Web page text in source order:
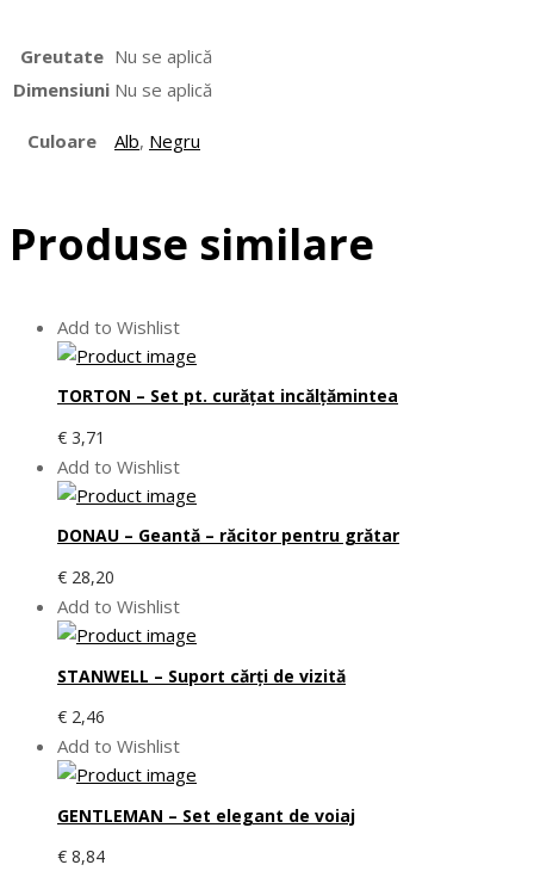
Greutate Nu se aplică
Dimensiuni Nu se aplică
Culoare Alb, Negru
Produse similare
Add to Wishlist
TORTON – Set pt. curăţat incălţămintea
€ 3,71
Add to Wishlist
DONAU – Geantă – răcitor pentru grătar
€ 28,20
Add to Wishlist
STANWELL – Suport cărți de vizită
€ 2,46
Add to Wishlist
GENTLEMAN – Set elegant de voiaj
€ 8,84